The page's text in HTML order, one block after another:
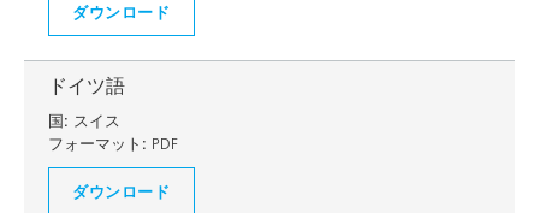
ダウンロード
ドイツ語
国: スイス
フォーマット: PDF
ダウンロード